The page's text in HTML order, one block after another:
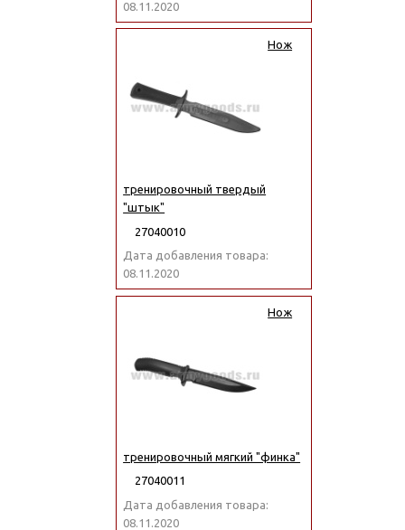
08.11.2020
Нож
тренировочный твердый
"штык"
27040010
Дата добавления товара:
08.11.2020
Нож
тренировочный мягкий "финка"
27040011
Дата добавления товара:
08.11.2020